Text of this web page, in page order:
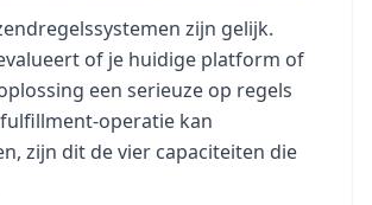
zijn gelijk.
of je huidige platform of
een serieuze op regels
operatie kan
zijn dit de vier capaciteiten die